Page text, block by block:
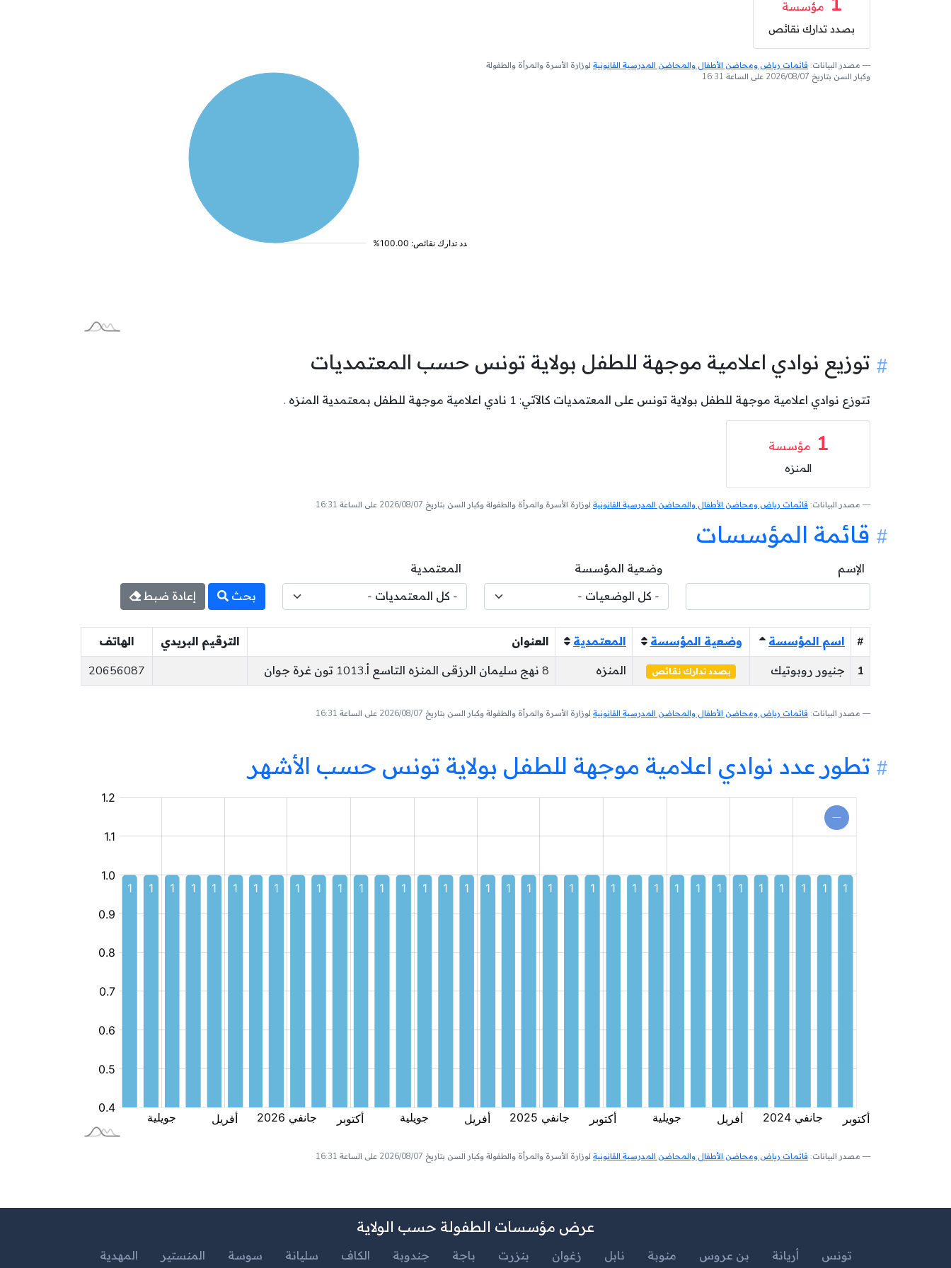
مؤسسة
بصدد تدارك نقائص
مصدر البيانات: قائمات رياض ومحاضن الأطفال والمحاضن المدرسية القانونية لوزارة الأسرة والمرأة والطفولة
وكبار السن بتاريخ 2026/08/07 على الساعة 16:31
توزيع نوادي اعلامية موجهة للطفل بولاية تونس حسب المعتمديات
تتوزع نوادي اعلامية موجهة للطفل بولاية تونس على المعتمديات كالآتي: 1 نادي اعلامية موجهة للطفل بمعتمدية المنزه .
1 مؤسسة
المنزه
مصدر البيانات: قائمات رياض ومحاضن الأطفال والمحاضن المدرسية القانونية لوزارة الأسرة والمرأة والطفولة وكبار السن بتاريخ 2026/08/07 على الساعة 16:31
قائمة المؤسسات
الإسم وضعية المؤسسة
المعتمدية
بحث
إعادة ضبط
# اسم المؤسسة وضعية المؤسسة المعتمدية العنوان الترقيم البريدي
الهاتف
1
جنيور روبوتيك بصدد تدارك نقائص المنزه 8 نهج سليمان الرزقى المنزه التاسع أ.1013 تون غرة جوان 20656087
مصدر البيانات: قائمات رياض ومحاضن الأطفال والمحاضن المدرسية القانونية لوزارة الأسرة والمرأة والطفولة وكبار السن بتاريخ 2026/08/07 على الساعة 16:31
تطور عدد نوادي اعلامية موجهة للطفل بولاية تونس حسب الأشهر
نادي
موجهة
للطفل
مصدر البيانات: قائمات رياض ومحاضن الأطفال والمحاضن المدرسية القانونية لوزارة الأسرة والمرأة والطفولة وكبار السن بتاريخ 2026/08/07 على الساعة 16:31
عرض مؤسسات الطفولة حسب الولاية
تونس أريانة بن عروس منوبة نابل زغوان بنزرت باجة جندوبة الكاف سليانة سوسة المنستير المهدية